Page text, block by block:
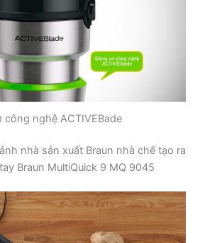
nghệ ACTIVEBade
nhà sản xuất Braun nhà chế tạo ra
Braun MultiQuick 9 MQ 9045